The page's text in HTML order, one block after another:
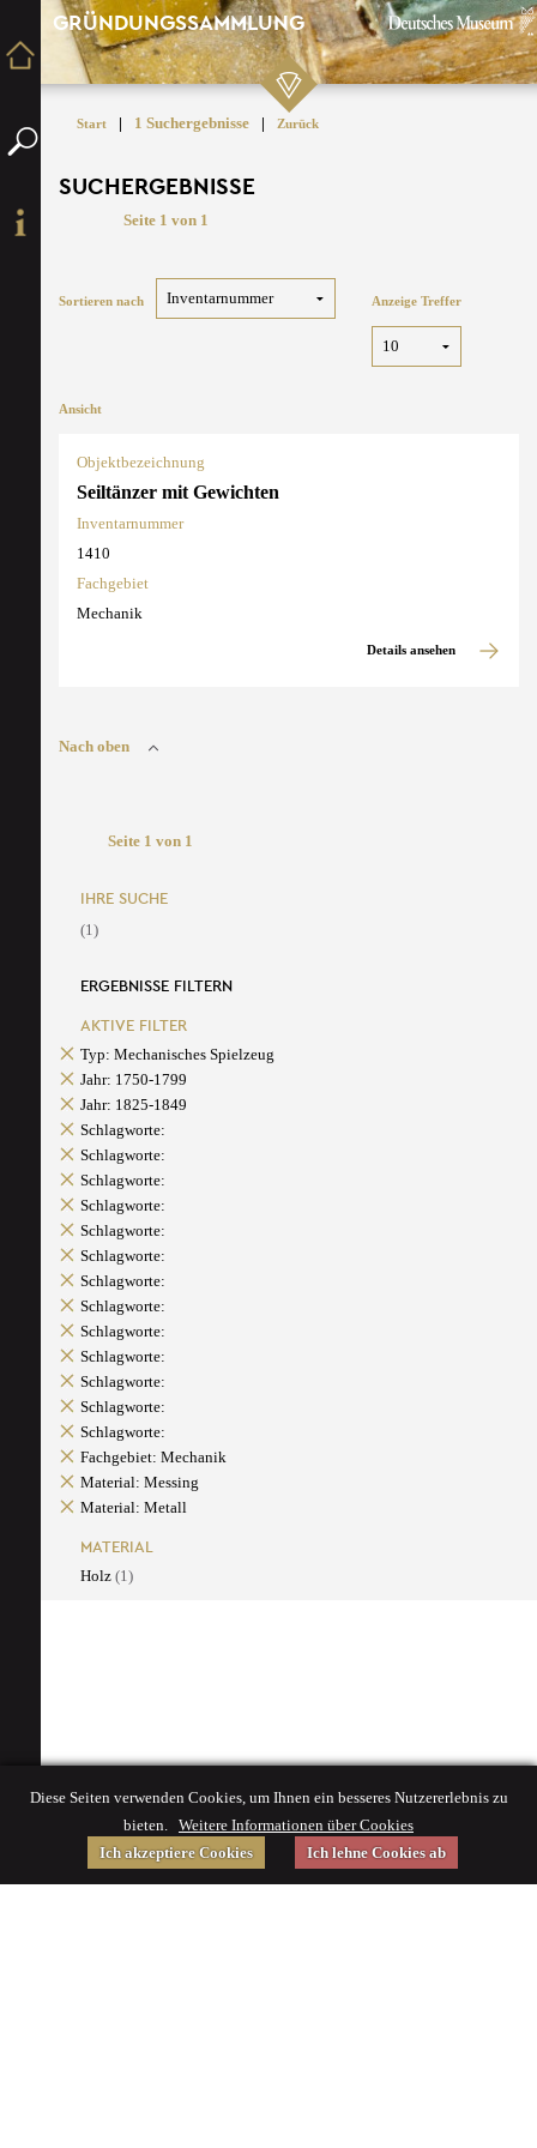
GRÜNDUNGSSAMMLUNG
Start | 1 Suchergebnisse | Zurück
SUCHERGEBNISSE
Seite 1 von 1
Sortieren nach Anzeige Treffer
Ansicht
Objektbezeichnung
Seiltänzer mit Gewichten
Inventarnummer
1410
Fachgebiet
Mechanik
Details ansehen
Nach oben
Seite 1 von 1
IHRE SUCHE
(1)
ERGEBNISSE FILTERN
AKTIVE FILTER
Typ: Mechanisches Spielzeug
Jahr: 1750-1799
Jahr: 1825-1849
Schlagworte:
Schlagworte:
Schlagworte:
Schlagworte:
Schlagworte:
Schlagworte:
Schlagworte:
Schlagworte:
Schlagworte:
Schlagworte:
Schlagworte:
Schlagworte:
Schlagworte:
Fachgebiet: Mechanik
Material: Messing
Material: Metall
MATERIAL
Holz (1)
Diese Seiten verwenden Cookies, um Ihnen ein besseres Nutzererlebnis zu
bieten. Weitere Informationen über Cookies
Ich akzeptiere Cookies
Ich lehne Cookies ab